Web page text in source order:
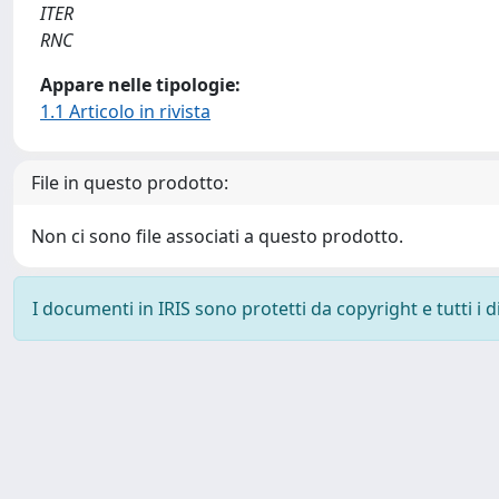
ITER
RNC
Appare nelle tipologie:
1.1 Articolo in rivista
File in questo prodotto:
Non ci sono file associati a questo prodotto.
I documenti in IRIS sono protetti da copyright e tutti i